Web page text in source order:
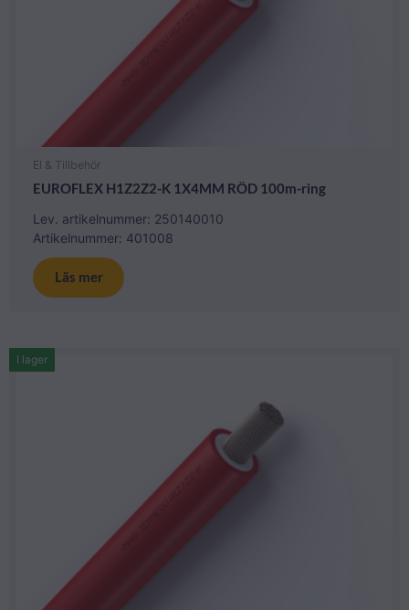
El & Tillbehör
EUROFLEX H1Z2Z2-K 1X4MM RÖD 100m-ring
Lev. artikelnummer: 250140010
Artikelnummer: 401008
Läs mer
I lager